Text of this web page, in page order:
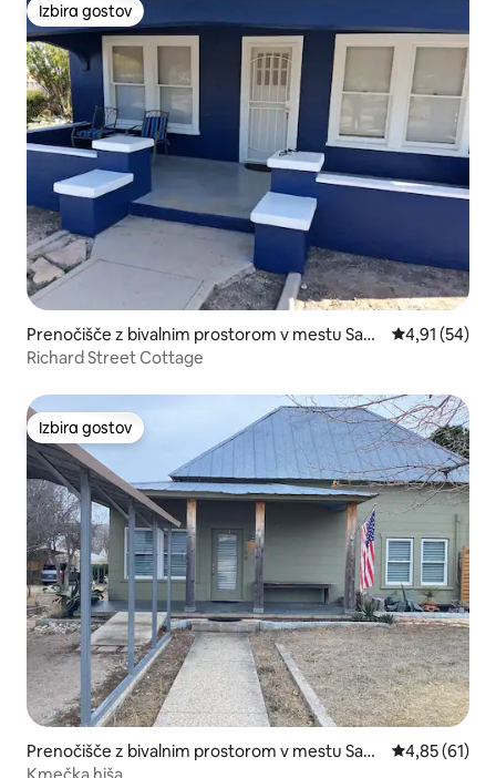
Izbira gostov
Izbira gostov
Prenočišče z bivalnim prostorom v mestu Sand
erson
Povprečna
4,91 (54)
Richard Street Cottage
Izbira gostov
Izbira gostov
Prenočišče z bivalnim prostorom v mestu Sand
erson
Povprečna
4,85 (61)